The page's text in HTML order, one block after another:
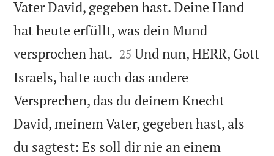
Vater David, gegeben hast. Deine Hand
hat heute erfüllt, was dein Mund
versprochen hat. 

25 Und nun, HERR, Gott
Israels, halte auch das andere
Versprechen, das du deinem Knecht
David, meinem Vater, gegeben hast, als
du sagtest: Es soll dir nie an einem